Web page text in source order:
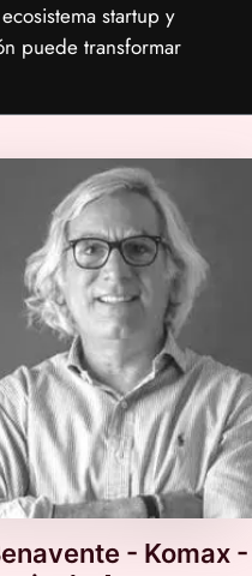
startup y
puede transformar